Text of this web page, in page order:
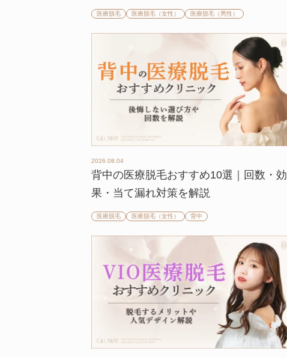
医療脱毛 医療脱毛（女性） 医療脱毛（男性）
2026.08.04
背中の医療脱毛おすすめ10選｜回数・効
果・当て漏れ対策を解説
医療脱毛 医療脱毛（女性） 背中